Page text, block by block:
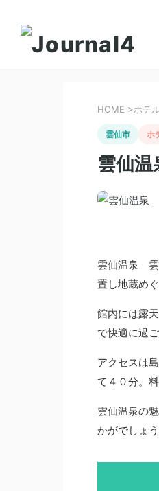
HOME >ホテ
雲仙市 ホ
雲仙
雲仙温泉 雲
置し地蔵め
館内には露
で快適に過ご
アクセスは
て４０分。
雲仙温泉の
かがでしょう